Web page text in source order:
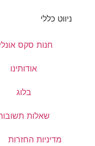
ניווט כללי
חנות סקס
אודותינו
בלוג
שאלות
מדיניות החזרות